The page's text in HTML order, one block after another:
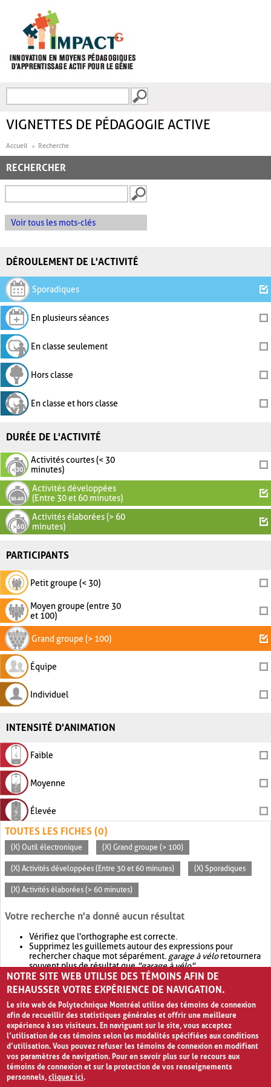
FORMULAIRE DE
VIGNETTES DE PÉDAGOGIE ACTIVE
Accueil Recherche
RECHERCHER
Voir tous les mots-clés
DÉROULEMENT DE L'ACTIVITÉ
Sporadiques
En plusieurs séances
En classe seulement
Hors classe
En classe et hors classe
DURÉE DE L'ACTIVITÉ
Activités courtes (< 30
minutes)
Activités développées
(Entre 30 et 60 minutes)
Activités élaborées (> 60
minutes)
PARTICIPANTS
Petit groupe (< 30)
Moyen groupe (entre 30
et 100)
Grand groupe (> 100)
Équipe
Individuel
INTENSITÉ D'ANIMATION
Faible
Moyenne
Élevée
TOUTES LES FICHES (0)
(X) Outil électronique (X) Grand groupe (> 100)
(X) Activités développées (Entre 30 et 60 minutes) (X) Sporadiques
(X) Activités élaborées (> 60 minutes)
Votre recherche n'a donné aucun résultat
Vérifiez que l'orthographe est correcte.
Supprimez les guillemets autour des expressions pour
rechercher chaque mot séparément. garage à véloretournera
souvent plus de résultat que"garage à vélo".
Envisagez d'élargir votre recherche avec OR.garage OR vélo
retournera souvent plus de résultat quegarage à vélo
NOTRE SITE WEB UTILISE DES TÉMOINS AFIN DE
REHAUSSER VOTRE EXPÉRIENCE DE NAVIGATION.
Le site web de Polytechnique Montréal utilise des témoins de connexion
afin de recueillir des statistiques générales et offrir une meilleure
expérience à ses visiteurs. En naviguant sur le site, vous acceptez
l’utilisation de ces témoins selon les modalités spécifiées aux conditions
d’utilisation. Vous pouvez refuser les témoins de connexion en modifiant
vos paramètres de navigation. Pour en savoir plus sur le recours aux
témoins de connexion et sur la protection de vos renseignements
personnels,cliquez ici.